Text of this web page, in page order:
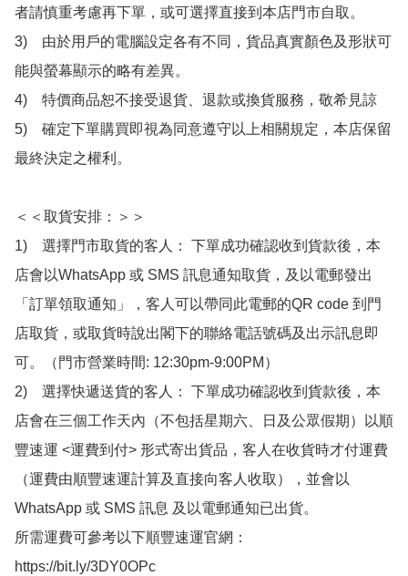
者請慎重考慮再下單，或可選擇直接到本店門市自取。
3)　由於用戶的電腦設定各有不同，貨品真實顏色及形狀可
能與螢幕顯示的略有差異。
4)　特價商品恕不接受退貨、退款或換貨服務，敬希見諒
5)　確定下單購買即視為同意遵守以上相關規定，本店保留
最終決定之權利。
＜＜取貨安排：＞＞
1)　選擇門市取貨的客人： 下單成功確認收到貨款後，本
店會以WhatsApp 或 SMS 訊息通知取貨，及以電郵發出
「訂單領取通知」，客人可以帶同此電郵的QR code 到門
店取貨，或取貨時說出閣下的聯絡電話號碼及出示訊息即
可。（門市營業時間: 12:30pm-9:00PM）
2)　選擇快遞送貨的客人： 下單成功確認收到貨款後，本
店會在三個工作天內（不包括星期六、日及公眾假期）以順
豐速運 <運費到付> 形式寄出貨品，客人在收貨時才付運費
（運費由順豐速運計算及直接向客人收取），並會以
WhatsApp 或 SMS 訊息 及以電郵通知已出貨。
所需運費可參考以下順豐速運官網：
https://bit.ly/3DY0OPc